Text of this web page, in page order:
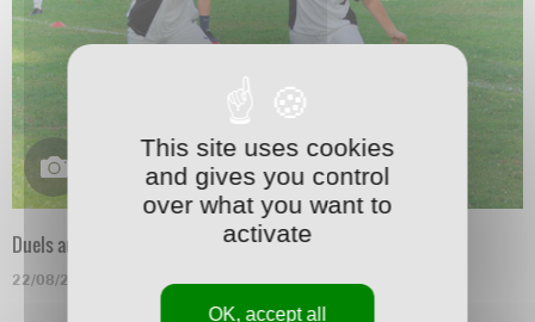
Duels au soleil
22/08/2019
This site uses cookies
and gives you control
over what you want to
activate
OK, accept all